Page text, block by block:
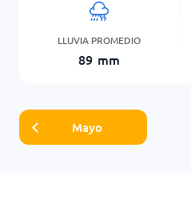
LLUVIA PROMEDIO
89 mm
Mayo